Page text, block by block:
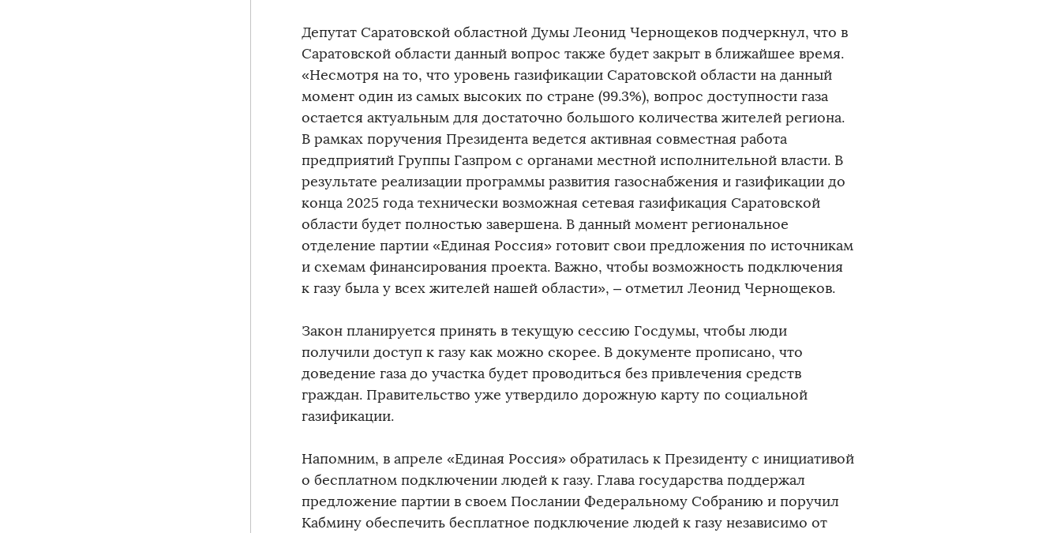
Депутат Саратовской областной Думы Леонид Чернощеков подчеркнул, что в
Саратовской области данный вопрос также будет закрыт в ближайшее время.
«Несмотря на то, что уровень газификации Саратовской области на данный
момент один из самых высоких по стране (99.3%), вопрос доступности газа
остается актуальным для достаточно большого количества жителей региона.
В рамках поручения Президента ведется активная совместная работа
предприятий Группы Газпром с органами местной исполнительной власти. В
результате реализации программы развития газоснабжения и газификации до
конца 2025 года технически возможная сетевая газификация Саратовской
области будет полностью завершена. В данный момент региональное
отделение партии «Единая Россия» готовит свои предложения по источникам
и схемам финансирования проекта. Важно, чтобы возможность подключения
к газу была у всех жителей нашей области», – отметил Леонид Чернощеков.
Закон планируется принять в текущую сессию Госдумы, чтобы люди
получили доступ к газу как можно скорее. В документе прописано, что
доведение газа до участка будет проводиться без привлечения средств
граждан. Правительство уже утвердило дорожную карту по социальной
газификации.
Напомним, в апреле «Единая Россия» обратилась к Президенту с инициативой
о бесплатном подключении людей к газу. Глава государства поддержал
предложение партии в своем Послании Федеральному Собранию и поручил
Кабмину обеспечить бесплатное подключение людей к газу независимо от